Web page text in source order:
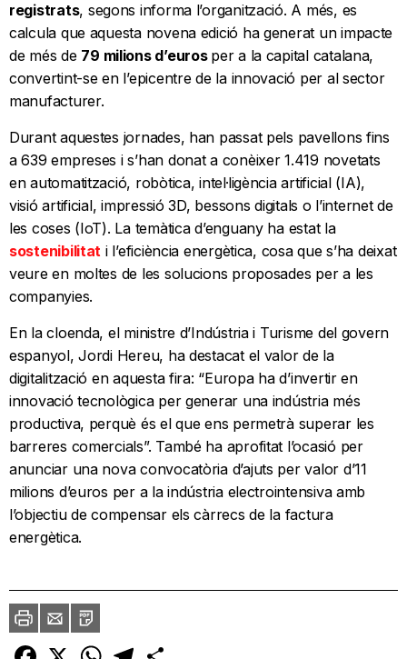
registrats, segons informa l’organització. A més, es
calcula que aquesta novena edició ha generat un impacte
de més de 79 milions d’euros per a la capital catalana,
convertint-se en l’epicentre de la innovació per al sector
manufacturer.
Durant aquestes jornades, han passat pels pavellons fins
a 639 empreses i s’han donat a conèixer 1.419 novetats
en automatització, robòtica, intel·ligència artificial (IA),
visió artificial, impressió 3D, bessons digitals o l’internet de
les coses (IoT). La temàtica d’enguany ha estat la
sostenibilitat i l’eficiència energètica, cosa que s’ha deixat
veure en moltes de les solucions proposades per a les
companyies.
En la cloenda, el ministre d’Indústria i Turisme del govern
espanyol, Jordi Hereu, ha destacat el valor de la
digitalització en aquesta fira: “Europa ha d’invertir en
innovació tecnològica per generar una indústria més
productiva, perquè és el que ens permetrà superar les
barreres comercials”. També ha aprofitat l’ocasió per
anunciar una nova convocatòria d’ajuts per valor d’11
milions d’euros per a la indústria electrointensiva amb
l’objectiu de compensar els càrrecs de la factura
energètica.
ImprimirEnvia
un
amic
PDF
Facebook
X WhatsAppTelegram